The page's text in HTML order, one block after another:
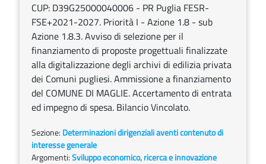
CUP: D39G25000040006 - PR Puglia FESR-
FSE+2021-2027. Priorità I - Azione 1.8 - sub
Azione 1.8.3. Avviso di selezione per il
finanziamento di proposte progettuali finalizzate
alla digitalizzazione degli archivi di edilizia privata
dei Comuni pugliesi. Ammissione a finanziamento
del COMUNE DI MAGLIE. Accertamento di entrata
ed impegno di spesa. Bilancio Vincolato.
Sezione: Determinazioni dirigenziali aventi contenuto di
interesse generale
Argomenti:Sviluppo economico, ricerca e innovazione